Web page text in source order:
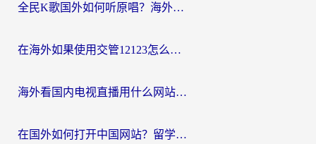
全民K歌国外如何听原唱？海外党亲测有效的回国加速器选择指南
在海外如果使用交管12123怎么处理？留学生亲测有效的回国加速方案
海外看国内电视直播用什么网站比较好？一篇解决你所有追剧难题的实用指南
在国外如何打开中国网站？留学生与海外华人的无缝访问指南